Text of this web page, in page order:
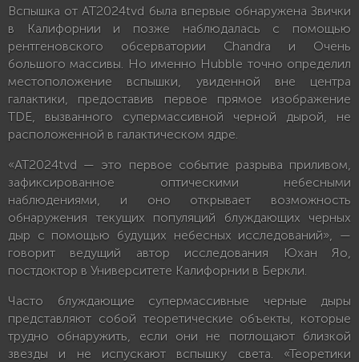
Вспышка от AT2024tvd была впервые обнаружена Звички
в Калифорнии и позже наблюдалась с помощью
рентгеновского обсерватории Chandra и Очень
большого массивы. Но именно Hubble точно определил
местоположение вспышки, увиденной вне центра
галактики, предоставив первое прямое изображение
TDE, вызванного супермассивной черной дырой, не
расположенной в галактическом ядре.
«AT2024tvd — это первое событие разрыва приливом,
зафиксированное оптическими небесными
наблюдениями, и оно открывает возможность
обнаружения текущих популяций блуждающих черных
дыр с помощью будущих небесных исследований», —
говорит ведущий автор исследования Юхан Яо,
постдоктор в Университете Калифорнии в Беркли.
Часто блуждающие супермассивные черные дыры
представляют собой теоретические объекты, которые
трудно обнаружить, если они не поглощают близкой
звезды и не испускают вспышку света. «Теоретики